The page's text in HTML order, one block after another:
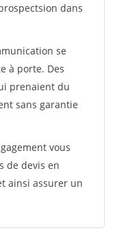
dans
se
à porte. Des
prenaient du
sans garantie
vous
de devis en
ainsi assurer un